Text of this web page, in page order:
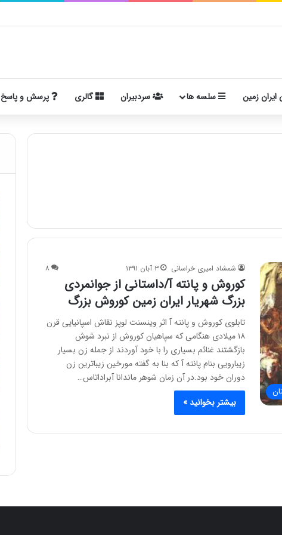
ایران زمین سلسه ها سردبیران گالری پرسش و پاسخ
شمشاد امیری خراسانی ۳ آبان ۱۳۹۱ ۸
کوروش و پانته آ/داستانی از جوانمردی
بزرگ شهریار ایران زمین کوروش بزرگ
تابلوی کوروش و پانته آ اثر وینسنت لوپز نقاش اسپانیایی قرن
۱۸ میلادی هنگامی که سپاهیان کوروش از نبرد شوش
بازگشتند غنائم بسیاری را با خود آوردند از جمله زن بسیار
زیبارویی بنام پانته آ که بنا به گفته مورخین زیباترین زن
دوران خود بود.در آن زمان شوهر ماندانا آبراداتاس…
بیشتر بخوانید »